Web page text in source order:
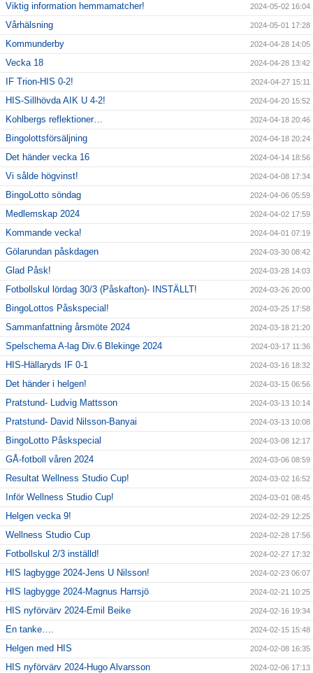
Viktig information hemmamatcher! 2024-05-02 16:04
Vårhälsning 2024-05-01 17:28
Kommunderby 2024-04-28 14:05
Vecka 18 2024-04-28 13:42
IF Trion-HIS 0-2! 2024-04-27 15:11
HIS-Sillhövda AIK U 4-2! 2024-04-20 15:52
Kohlbergs reflektioner… 2024-04-18 20:46
Bingolottsförsäljning 2024-04-18 20:24
Det händer vecka 16 2024-04-14 18:56
Vi sålde högvinst! 2024-04-08 17:34
BingoLotto söndag 2024-04-06 05:59
Medlemskap 2024 2024-04-02 17:59
Kommande vecka! 2024-04-01 07:19
Gölarundan påskdagen 2024-03-30 08:42
Glad Påsk! 2024-03-28 14:03
Fotbollskul lördag 30/3 (Påskafton)- INSTÄLLT! 2024-03-26 20:00
BingoLottos Påskspecial! 2024-03-25 17:58
Sammanfattning årsmöte 2024 2024-03-18 21:20
Spelschema A-lag Div.6 Blekinge 2024 2024-03-17 11:36
HIS-Hällaryds IF 0-1 2024-03-16 18:32
Det händer i helgen! 2024-03-15 06:56
Pratstund- Ludvig Mattsson 2024-03-13 10:14
Pratstund- David Nilsson-Banyai 2024-03-13 10:08
BingoLotto Påskspecial 2024-03-08 12:17
GÅ-fotboll våren 2024 2024-03-06 08:59
Resultat Wellness Studio Cup! 2024-03-02 16:52
Inför Wellness Studio Cup! 2024-03-01 08:45
Helgen vecka 9! 2024-02-29 12:25
Wellness Studio Cup 2024-02-28 17:56
Fotbollskul 2/3 inställd! 2024-02-27 17:32
HIS lagbygge 2024-Jens U Nilsson! 2024-02-23 06:07
HIS lagbygge 2024-Magnus Harrsjö 2024-02-21 10:25
HIS nyförvärv 2024-Emil Beike 2024-02-16 19:34
En tanke…. 2024-02-15 15:48
Helgen med HIS 2024-02-08 16:35
HIS nyförvärv 2024-Hugo Alvarsson 2024-02-06 17:13